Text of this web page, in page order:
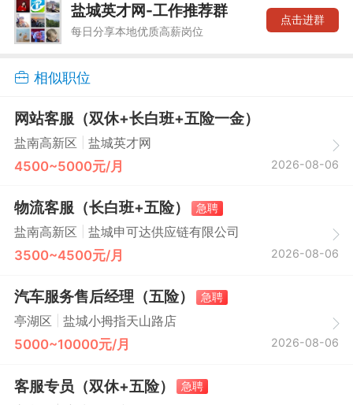
盐城英才网-工作推荐群
每日分享本地优质高薪岗位
点击进群
相似职位
网站客服（双休+长白班+五险一金）
盐南高新区 盐城英才网
4500~5000元/月 2026-08-06
物流客服（长白班+五险）
急聘
盐南高新区
盐城申可达供应链有限公司
3500~4500元/月 2026-08-06
汽车服务售后经理（五险）
急聘
亭湖区
盐城小拇指天山路店
5000~10000元/月 2026-08-06
客服专员（双休+五险）
急聘